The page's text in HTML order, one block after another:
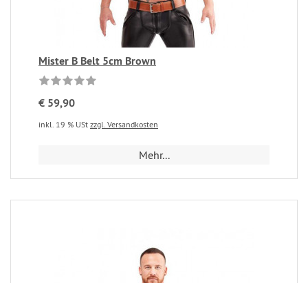
Mister B Belt 5cm Brown
€ 59,90
inkl. 19 % USt zzgl. Versandkosten
Mehr...